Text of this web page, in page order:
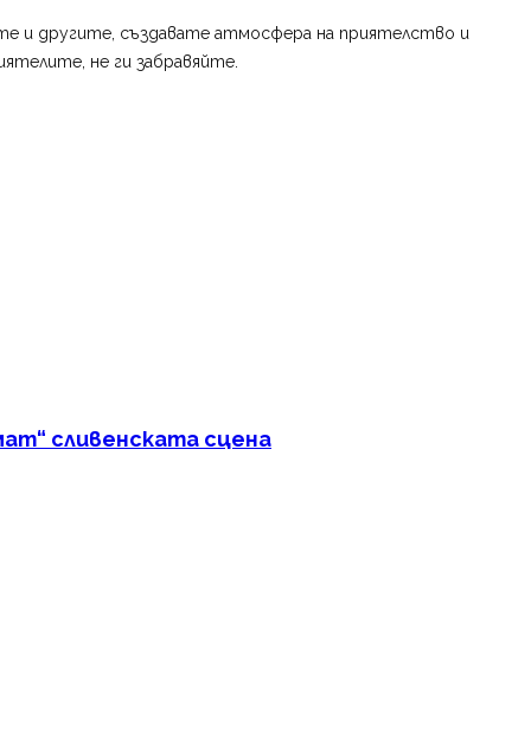
и другите, създавате атмосфера на приятелство и
не ги забравяйте.
сливенската сцена